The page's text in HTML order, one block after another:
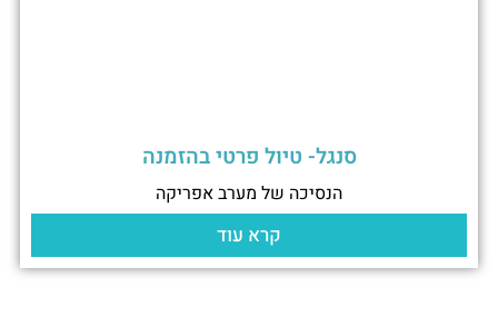
סנגל- טיול פרטי בהזמנה
הנסיכה של מערב אפריקה
קרא עוד